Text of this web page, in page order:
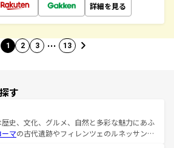
詳細を見る
1 2 3 … 13
す
史、文化、グルメ、自然と多彩な魅力にあふ
ーマの古代遺跡やフィレンツェのルネッサンス